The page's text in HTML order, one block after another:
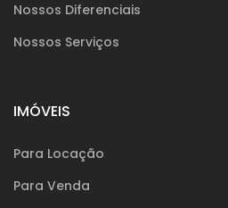
Nossos Diferenciais
Nossos Serviços
IMÓVEIS
Para Locação
Para Venda